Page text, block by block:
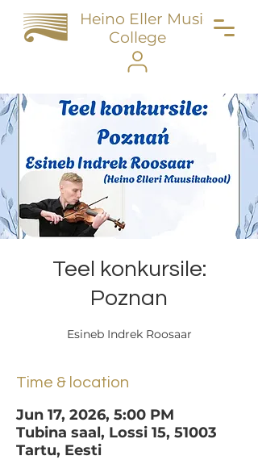
Heino Eller Music
College
Teel konkursile:
Poznan
Esineb Indrek Roosaar
Time & location
Jun 17, 2026, 5:00 PM
Tubina saal, Lossi 15, 51003
Tartu, Eesti